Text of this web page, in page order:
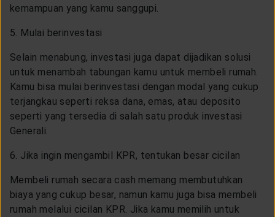
kemampuan yang kamu sanggupi.
5. Mulai berinvestasi
Selain menabung, investasi juga dapat dijadikan solusi
untuk menambah tabungan kamu untuk membeli rumah.
Kamu bisa mulai berinvestasi dengan modal yang cukup
terjangkau seperti reksa dana, emas, atau deposito
seperti yang tersedia di salah satu produk investasi
Generali.
6. Jika ingin mengambil KPR, tentukan besar cicilan
Membeli rumah secara cash memang membutuhkan
biaya yang cukup besar, namun kamu juga bisa membeli
rumah melalui cicilan KPR. Jika kamu memilih untuk